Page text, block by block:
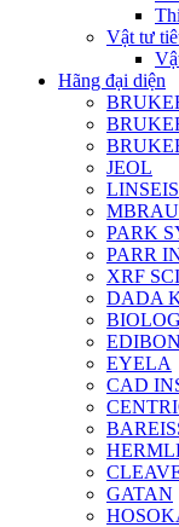
Vật tư
Hãng đại diện
JEOL
LINSEIS
PARK
PARR
XRF
DADA
EDIBON
EYELA
CAD
GATAN